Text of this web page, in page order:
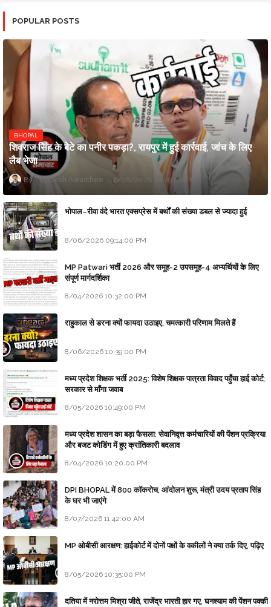
POPULAR POSTS
BHOPAL
शिवराज सिंह के बेटे का पनीर पकड़ा?, रायपुर में हुई कार्रवाई, जांच के लिए
लैब भेजा
Updesh Awasthee 8/06/2026 10:09:00 PM
भोपाल–रीवा वंदे भारत एक्सप्रेस में बर्थों की संख्या डबल से ज्यादा हुई
8/06/2026 09:14:00 PM
MP Patwari भर्ती 2026 और समूह-2 उपसमूह-4 अभ्यर्थियों के लिए
संपूर्ण मार्गदर्शिका
8/04/2026 10:32:00 PM
राहुकाल से डरना क्यों फायदा उठाइए, चमत्कारी परिणाम मिलते हैं
8/06/2026 10:39:00 PM
मध्य प्रदेश शिक्षक भर्ती 2025: विशेष शिक्षक पात्रता विवाद पहुँचा हाई कोर्ट;
सरकार से माँगा जवाब
8/05/2026 10:49:00 PM
मध्य प्रदेश शासन का बड़ा फैसला: सेवानिवृत्त कर्मचारियों की पेंशन प्रक्रिया
और बजट कोडिंग में हुए क्रांतिकारी बदलाव
8/04/2026 10:20:00 PM
DPI BHOPAL में 800 कॉकरोच, आंदोलन शुरू, मंत्री उदय प्रताप सिंह
के घर भी जाएंगे
8/07/2026 11:42:00 AM
MP ओबीसी आरक्षण: हाईकोर्ट में दोनों पक्षों के वकीलों ने क्या तर्क दिए, पढ़िए
8/05/2026 10:35:00 PM
दतिया में नरोत्तम मिश्रा जीते, राजेंद्र भारती हार गए, घनश्याम की पेंशन पक्की